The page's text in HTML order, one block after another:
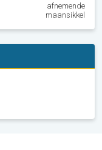
afnemende
maansikkel